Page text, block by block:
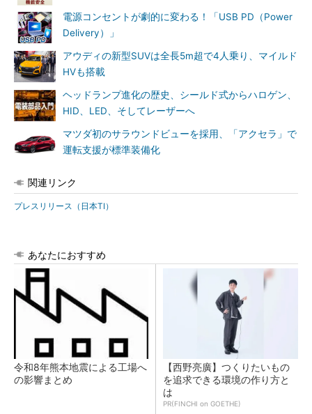
電源コンセントが劇的に変わる！「USB PD（Power
Delivery）」
アウディの新型SUVは全長5m超で4人乗り、マイルド
HVも搭載
ヘッドランプ進化の歴史、シールド式からハロゲン、
HID、LED、そしてレーザーへ
マツダ初のサラウンドビューを採用、「アクセラ」で
運転支援が標準装備化
関連リンク
プレスリリース（日本TI）
あなたにおすすめ
令和8年熊本地震による工場へ
の影響まとめ
【西野亮廣】つくりたいもの
を追求できる環境の作り方と
は
PR(FINCHI on GOETHE)